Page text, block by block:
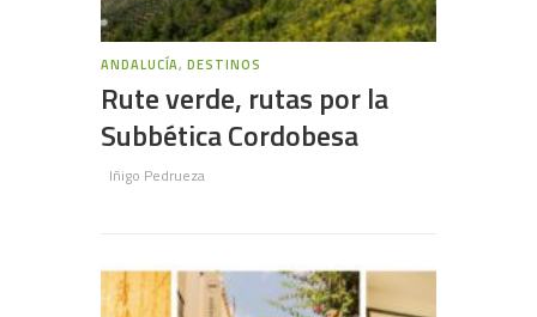
ANDALUCÍA,DESTINOS
Rute verde, rutas por la
Subbética Cordobesa
Iñigo Pedrueza